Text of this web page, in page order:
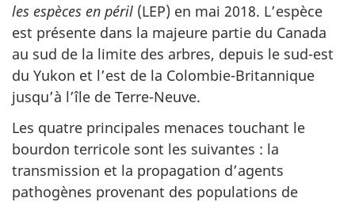
les espèces en péril (LEP) en mai 2018. L’espèce
est présente dans la majeure partie du Canada
au sud de la limite des arbres, depuis le sud-est
du Yukon et l’est de la Colombie-Britannique
jusqu’à l’île de Terre-Neuve.
Les quatre principales menaces touchant le
bourdon terricole sont les suivantes : la
transmission et la propagation d’agents
pathogènes provenant des populations de